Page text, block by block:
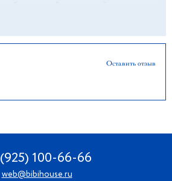
а особая глазурь поможет сохранить
Оставить отзыв
100-66-66
web@bibihouse.ru